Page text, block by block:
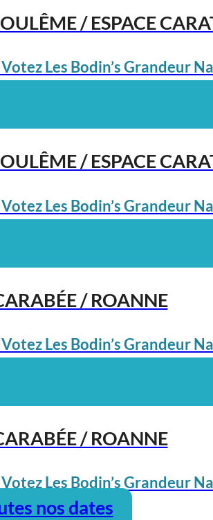
/ ESPACE
Les Bodin’s Grandeur
/ ESPACE
Les Bodin’s Grandeur
/ ROANNE
Les Bodin’s Grandeur
/ ROANNE
Les Bodin’s Grandeur
nos dates